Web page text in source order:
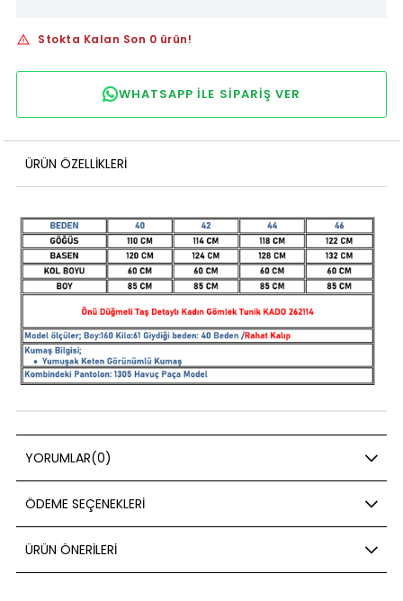
Stokta Kalan Son 0 ürün!
WHATSAPP ILE SIPARIŞ VER
ÜRÜN ÖZELLIKLERI
YORUMLAR(0)
ÖDEME SEÇENEKLERI
ÜRÜN ÖNERILERI